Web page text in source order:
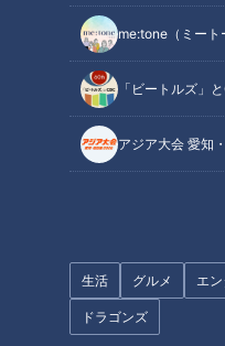
me:tone（ミート
「ビートルズ」
アジア大会 愛知
生活 グルメ エ
ドラゴンズ
京都の春を彩る「都をど
練場）、その華やかなレビ
そこから当代の５世 井上
うまい）井上流を語ること
ずしもそうではない。
う。地唄の曲に乗せて舞手
代 井上八千代）
井上流は”踊り”ではなく”舞”